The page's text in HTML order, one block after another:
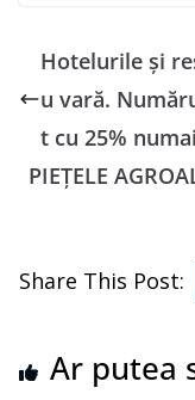
Hotelurile și
u vară.
t cu 25%
PIEȚELE
Share This Post:
Ar putea